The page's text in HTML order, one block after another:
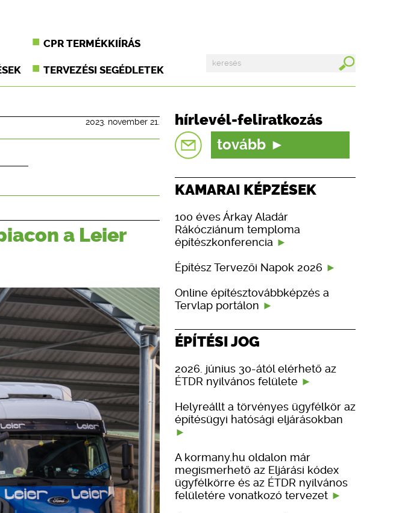
CPR TERMÉKKIÍRÁS
TERVEZÉSI SEGÉDLETEK
2023. november 21.
a Leier
hírlevél-feliratkozás
tovább
KAMARAI KÉPZÉSEK
100 éves Árkay Aladár
Rákócziánum temploma
építészkonferencia
Építész Tervezői Napok 2026
Online építésztovábbképzés a
Tervlap portálon
ÉPÍTÉSI JOG
2026. június 30-ától elérhető az
ÉTDR nyilvános felülete
Helyreállt a törvényes ügyfélkör az
építésügyi hatósági eljárásokban
A kormany.hu oldalon már
megismerhető az Eljárási kódex
ügyfélkörre és az ÉTDR nyilvános
felületére vonatkozó tervezet